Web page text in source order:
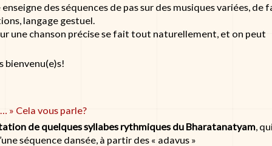
des séquences de pas sur des musiques variées, de
langage gestuel.
une chanson précise se fait tout naturellement, et on peut
bienvenu(e)s!
» Cela vous parle?
de quelques syllabes rythmiques du Bharatanatyam,
séquence dansée, à partir des « adavus »